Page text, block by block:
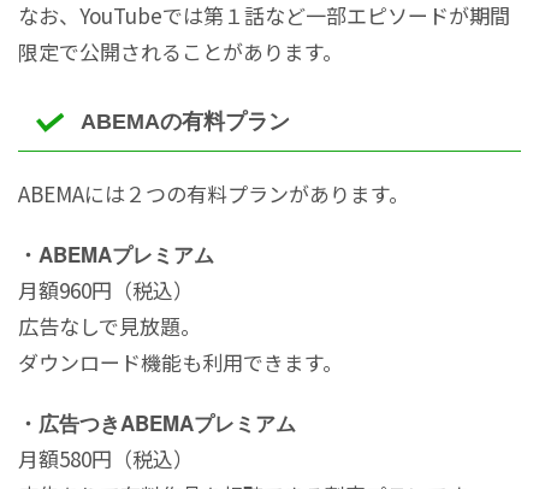
なお、YouTubeでは第１話など一部エピソードが期間
限定で公開されることがあります。
ABEMAの有料プラン
ABEMAには２つの有料プランがあります。
・ ABEMAプレミアム
月額960円（税込）
広告なしで見放題。
ダウンロード機能も利用できます。
・ 広告つきABEMAプレミアム
月額580円（税込）